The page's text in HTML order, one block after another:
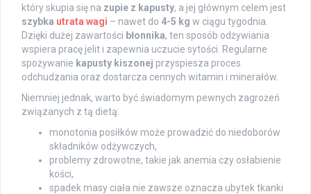
który skupia się na zupie z kapusty, a jej głównym celem jest
szybka utrata wagi – nawet do 4-5 kg w ciągu tygodnia.
Dzięki dużej zawartości błonnika, ten sposób odżywiania
wspiera pracę jelit i zapewnia uczucie sytości. Regularne
spożywanie kapusty kiszonej przyspiesza proces
odchudzania oraz dostarcza cennych witamin i minerałów.
Niemniej jednak, warto być świadomym pewnych zagrożeń
związanych z tą dietą:
monotonia posiłków może prowadzić do niedoborów
składników odżywczych,
problemy zdrowotne, takie jak anemia czy osłabienie
kości,
spadek masy ciała nie zawsze oznacza ubytek tkanki